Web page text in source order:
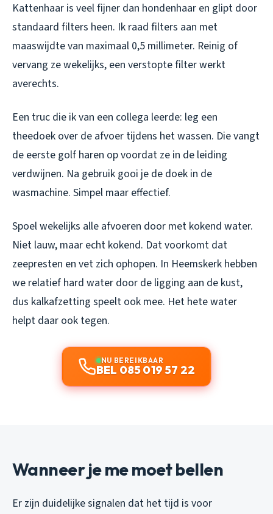
Kattenhaar is veel fijner dan hondenhaar en glipt door
standaard filters heen. Ik raad filters aan met
maaswijdte van maximaal 0,5 millimeter. Reinig of
vervang ze wekelijks, een verstopte filter werkt
averechts.
Een truc die ik van een collega leerde: leg een
theedoek over de afvoer tijdens het wassen. Die vangt
de eerste golf haren op voordat ze in de leiding
verdwijnen. Na gebruik gooi je de doek in de
wasmachine. Simpel maar effectief.
Spoel wekelijks alle afvoeren door met kokend water.
Niet lauw, maar echt kokend. Dat voorkomt dat
zeepresten en vet zich ophopen. In Heemskerk hebben
we relatief hard water door de ligging aan de kust,
dus kalkafzetting speelt ook mee. Het hete water
helpt daar ook tegen.
NU BEREIKBAAR
BEL 085 019 57 22
Wanneer je me moet bellen
Er zijn duidelijke signalen dat het tijd is voor